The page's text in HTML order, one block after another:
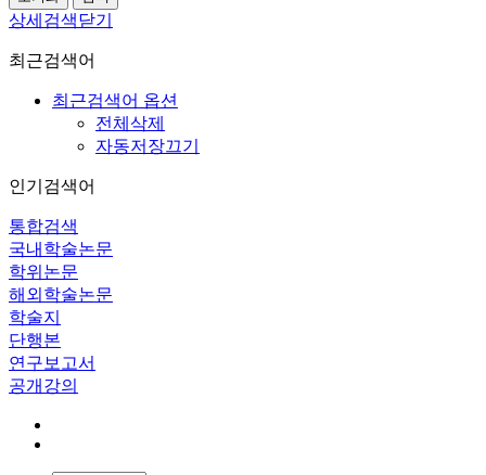
상세검색닫기
최근검색어
최근검색어 옵션
전체삭제
자동저장끄기
인기검색어
통합검색
국내학술논문
학위논문
해외학술논문
학술지
단행본
연구보고서
공개강의